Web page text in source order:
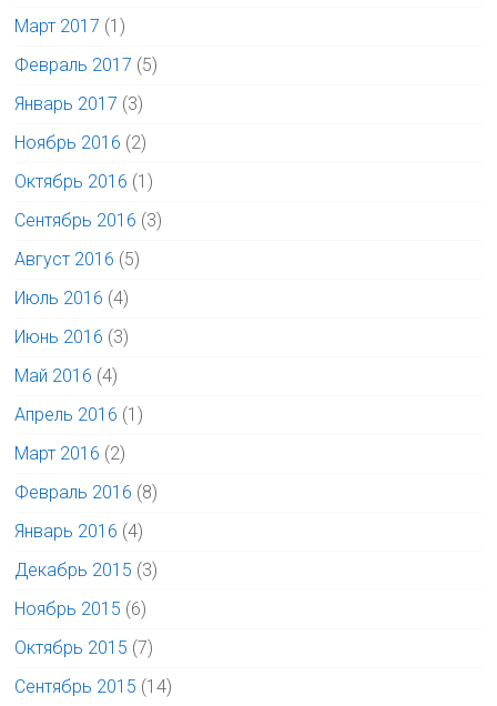
Март 2017 (1)
Февраль 2017 (5)
Январь 2017 (3)
Ноябрь 2016 (2)
Октябрь 2016 (1)
Сентябрь 2016 (3)
Август 2016 (5)
Июль 2016 (4)
Июнь 2016 (3)
Май 2016 (4)
Апрель 2016 (1)
Март 2016 (2)
Февраль 2016 (8)
Январь 2016 (4)
Декабрь 2015 (3)
Ноябрь 2015 (6)
Октябрь 2015 (7)
Сентябрь 2015 (14)